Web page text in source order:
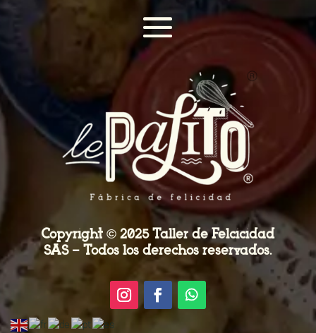
Copyright © 2025 Taller de Felcicidad
SAS – Todos los derechos reservados.